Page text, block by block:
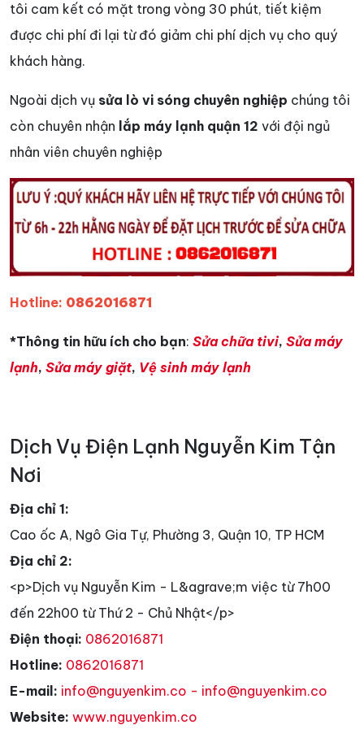
tôi cam kết có mặt trong vòng 30 phút, tiết kiệm
được chi phí đi lại từ đó giảm chi phí dịch vụ cho quý
khách hàng.
Ngoài dịch vụ sửa lò vi sóng chuyên nghiệp chúng tôi
còn chuyên nhận lắp máy lạnh quận 12 với đội ngủ
nhân viên chuyên nghiệp
Hotline: 0862016871
*Thông tin hữu ích cho bạn: Sửa chữa tivi, Sửa máy
lạnh, Sửa máy giặt, Vệ sinh máy lạnh
Dịch Vụ Điện Lạnh Nguyễn Kim Tận
Nơi
Địa chỉ 1:
Cao ốc A, Ngô Gia Tự, Phường 3, Quận 10, TP HCM
Địa chỉ 2:
<p>Dịch vụ Nguyễn Kim - L&agrave;m việc từ 7h00
đến 22h00 từ Thứ 2 - Chủ Nhật</p>
Điện thoại: 0862016871
Hotline: 0862016871
E-mail: info@nguyenkim.co - info@nguyenkim.co
Website: www.nguyenkim.co